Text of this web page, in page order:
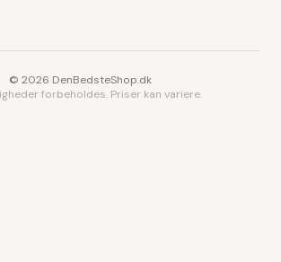
© 2026 DenBedsteShop.dk
forbeholdes. Priser kan variere.